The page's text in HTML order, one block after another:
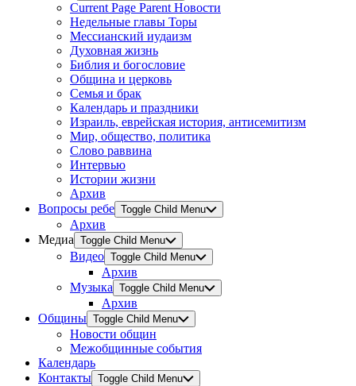
Current Page Parent Новости
Недельные главы Торы
Мессианский иудаизм
Духовная жизнь
Библия и богословие
Община и церковь
Семья и брак
Календарь и праздники
Израиль, еврейская история, антисемитизм
Мир, общество, политика
Слово раввина
Интервью
Истории жизни
Архив
Вопросы ребе Toggle Child Menu
Архив
Медиа Toggle Child Menu
Видео Toggle Child Menu
Архив
Музыка Toggle Child Menu
Архив
Общины Toggle Child Menu
Новости общин
Межобщинные события
Календарь
Контакты Toggle Child Menu